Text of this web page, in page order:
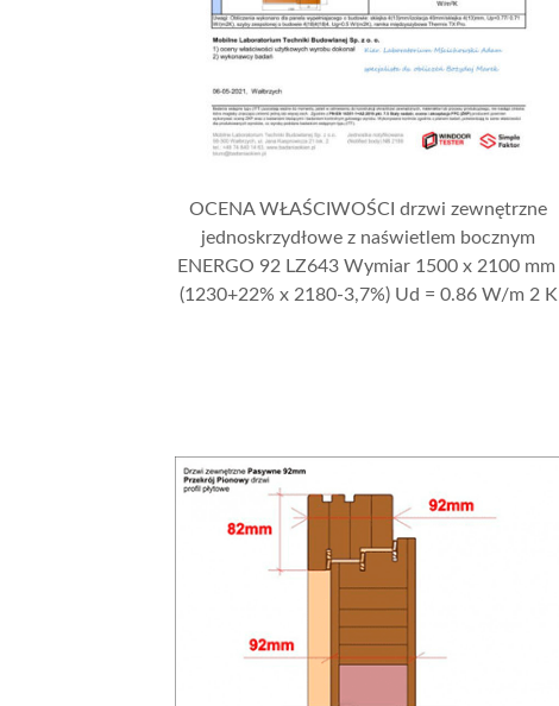
OCENA WŁAŚCIWOŚCI drzwi zewnętrzne
jednoskrzydłowe z naświetlem bocznym
ENERGO 92 LZ643 Wymiar 1500 x 2100 mm
(1230+22% x 2180-3,7%) Ud = 0.86 W/m 2 K